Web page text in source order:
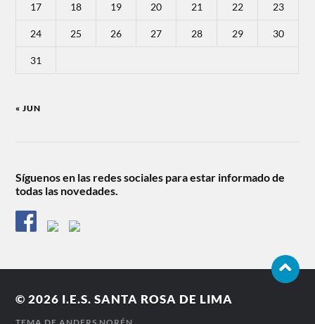
17 18 19 20 21 22 23
24 25 26 27 28 29 30
31
« JUN
Síguenos en las redes sociales para estar informado de
todas las novedades.
© 2026 I.E.S. SANTA ROSA DE LIMA